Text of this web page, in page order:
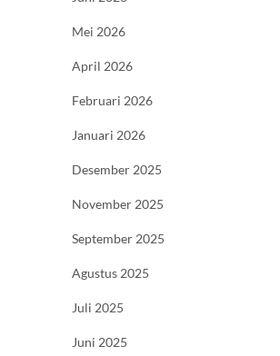
Mei 2026
April 2026
Februari 2026
Januari 2026
Desember 2025
November 2025
September 2025
Agustus 2025
Juli 2025
Juni 2025